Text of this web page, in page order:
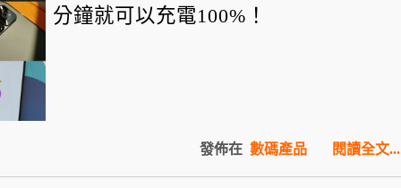
分鐘就可以充電100%！
閱讀全文...
發佈在 數碼產品